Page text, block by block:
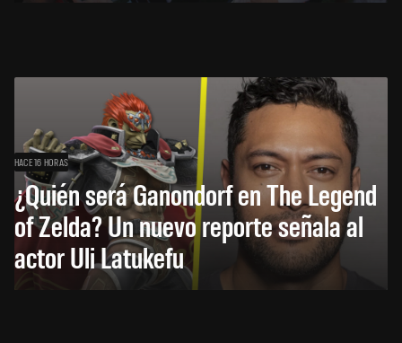
HACE 16 HORAS
¿Quién será Ganondorf en The Legend
of Zelda? Un nuevo reporte señala al
actor Uli Latukefu